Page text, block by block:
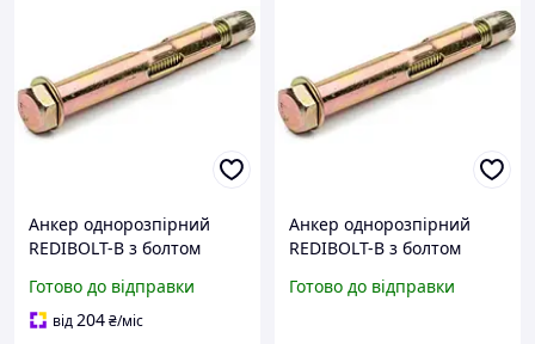
Анкер однорозпірний
REDIBOLT-B з болтом
жовтий 250 шт./пачка
Готово до відправки
від204₴/міс
Анкер однорозпірний
REDIBOLT-B з болтом
жовтий 150 шт./пачка
Готово до відправки